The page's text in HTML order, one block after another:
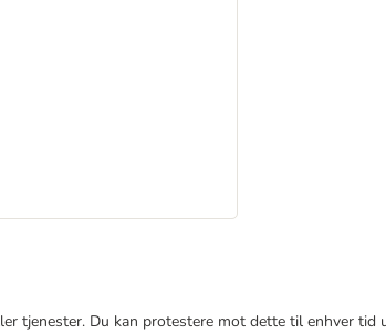
tjenester. Du kan protestere mot dette til enhver tid